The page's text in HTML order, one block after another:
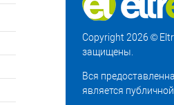
Copyright 2026 ©
защищены.
Вся
является